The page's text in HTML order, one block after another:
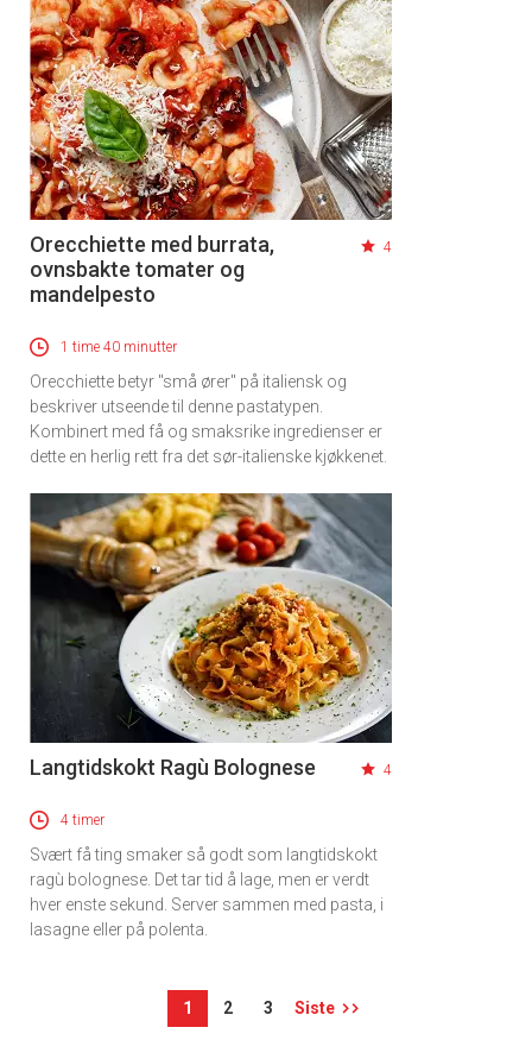
Orecchiette med burrata,
ovnsbakte tomater og
mandelpesto
4
1 time 40 minutter
Orecchiette betyr "små ører" på italiensk og
beskriver utseende til denne pastatypen.
Kombinert med få og smaksrike ingredienser er
dette en herlig rett fra det sør-italienske kjøkkenet.
Langtidskokt Ragù Bolognese 4
4 timer
Svært få ting smaker så godt som langtidskokt
ragù bolognese. Det tar tid å lage, men er verdt
hver enste sekund. Server sammen med pasta, i
lasagne eller på polenta.
1 2 3 Siste